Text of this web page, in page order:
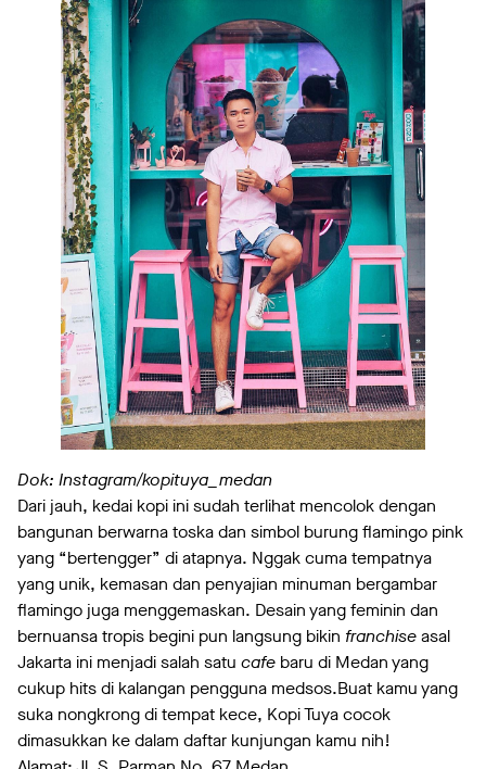
Dok: Instagram/kopituya_medan
Dari jauh, kedai kopi ini sudah terlihat mencolok dengan
bangunan berwarna toska dan simbol burung flamingo pink
yang “bertengger” di atapnya. Nggak cuma tempatnya
yang unik, kemasan dan penyajian minuman bergambar
flamingo juga menggemaskan. Desain yang feminin dan
bernuansa tropis begini pun langsung bikin franchiseasal
Jakarta ini menjadi salah satu cafe baru di Medan yang
cukup hits di kalangan pengguna medsos.Buat kamu yang
suka nongkrong di tempat kece, Kopi Tuya cocok
dimasukkan ke dalam daftar kunjungan kamu nih!